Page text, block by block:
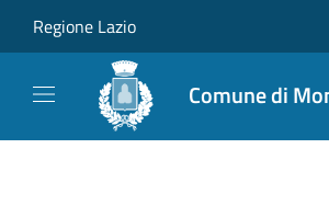
Regione Lazio
Comune di